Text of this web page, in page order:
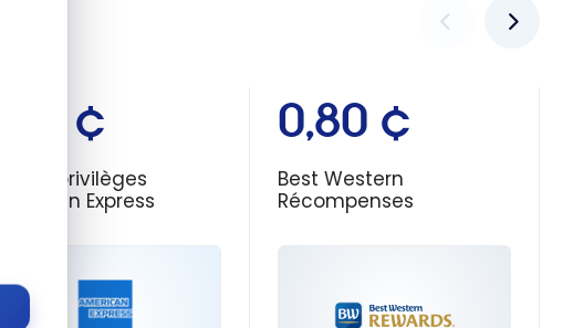
1,70 ¢
Points-privilèges
American Express
0,80 ¢
Best Western
Récompenses